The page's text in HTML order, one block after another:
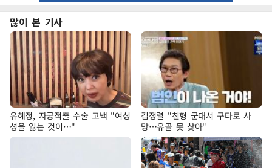
많이 본 기사
유혜정, 자궁적출 수술 고백 "여성
성을 잃는 것이…"
김정렬 "친형 군대서 구타로 사
망…유골 못 찾아"